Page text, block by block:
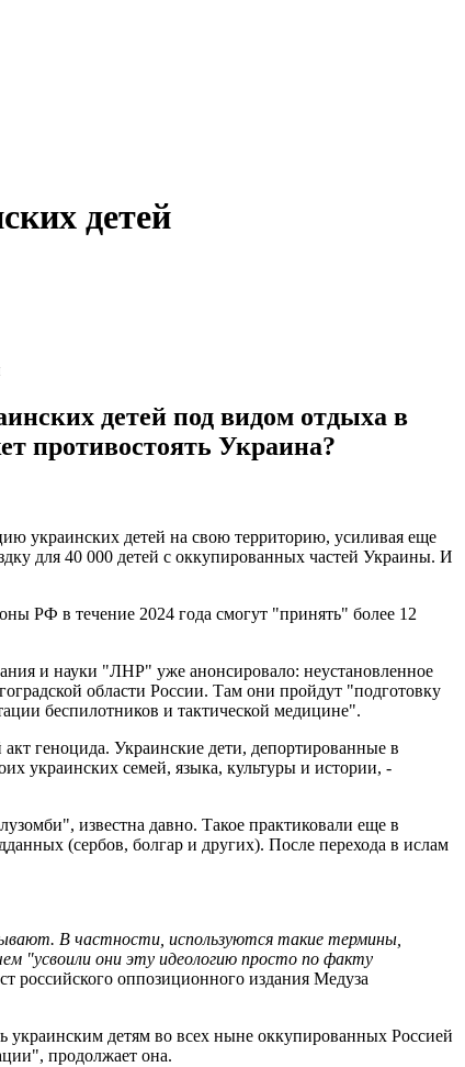
детей
детей под видом отдыха в
противостоять Украина?
украинских детей на свою территорию, усиливая еще
для 40 000 детей с оккупированных частей Украины. И
РФ в течение 2024 года смогут "принять" более 12
и науки "ЛНР" уже анонсировало: неустановленное
области России. Там они пройдут "подготовку
беспилотников и тактической медицине".
геноцида. Украинские дети, депортированные в
украинских семей, языка, культуры и истории, -
известна давно. Такое практиковали еще в
(сербов, болгар и других). После перехода в ислам
В частности, используются такие термины,
"усвоили они эту идеологию просто по факту
российского оппозиционного издания Медуза
детям во всех ныне оккупированных Россией
продолжает она.